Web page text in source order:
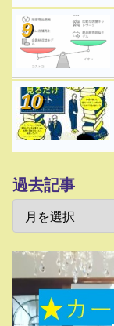
過去記事